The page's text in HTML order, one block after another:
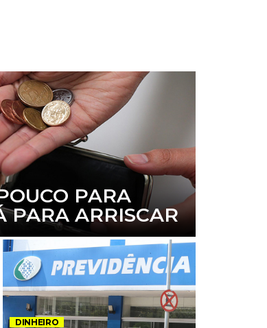
PARA
PARA ARRISCAR
DINHEIRO